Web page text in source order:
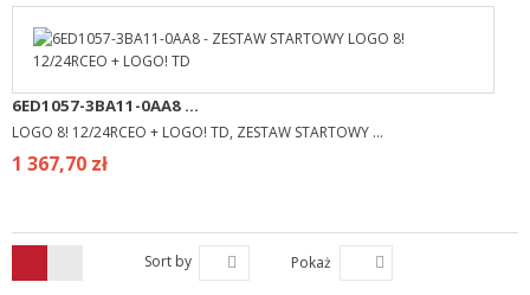
6ED1057-3BA11-0AA8 ...
LOGO 8! 12/24RCEO + LOGO! TD, ZESTAW STARTOWY ...
1 367,70 zł
Sort by Pokaż